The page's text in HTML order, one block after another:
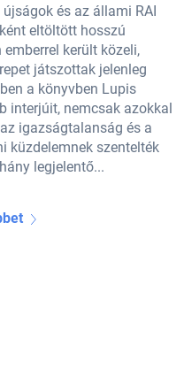
és az állami RAI
eltöltött hosszú
került közeli,
játszottak jelenleg
a könyvben Lupis
interjúit, nemcsak azokkal
igazságtalanság és a
küzdelemnek szentelték
legjelentő...